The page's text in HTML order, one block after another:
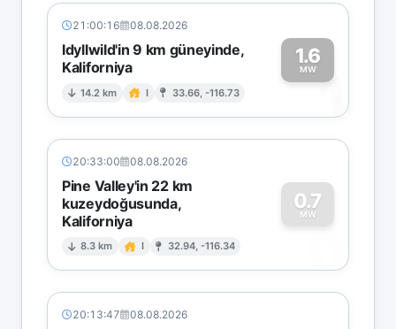
21:00:16 08.08.2026
Idyllwild'in 9 km güneyinde,
Kaliforniya
14.2 km I 33.66, -116.73
1.6
MW1
20:33:00 08.08.2026
Pine Valley'in 22 km
kuzeydoğusunda,
Kaliforniya
8.3 km I 32.94, -116.34
0.7
MW
0
20:13:47 08.08.2026